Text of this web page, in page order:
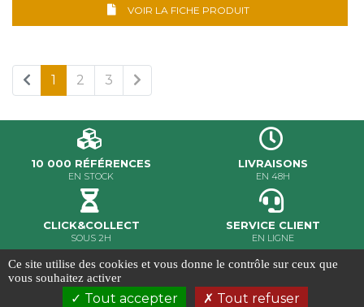
VOIR LA FICHE PRODUIT
1 2 3
10 000 RÉFÉRENCES
EN STOCK
LIVRAISONS
EN 48H
CLICK&COLLECT
SOUS 2H
SERVICE CLIENT
EN LIGNE
MILER ©2020 - Tous droits réservés
Conditions Générales de Vente-Gestion des cookies
Ce site utilise des cookies et vous donne le contrôle sur ceux que
vous souhaitez activer
Tout accepter Tout refuser